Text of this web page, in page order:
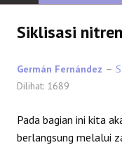
ORGANIK LANJUTAN
HETEROCYCLES
Siklisasi
Germán Fernández
Dilihat: 1689
Pada bagian ini kita
berlangsung melalui